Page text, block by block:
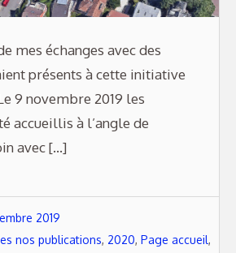
mes échanges avec des
présents à cette initiative
9 novembre 2019 les
accueillis à l’angle de
avec […]
2019
nos publications, 2020, Page accueil,